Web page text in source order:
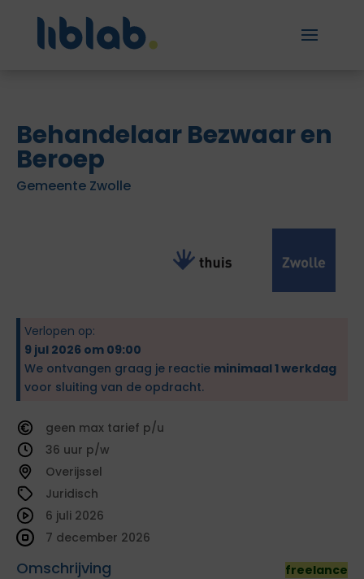
Behandelaar Bezwaar en
Beroep
Gemeente Zwolle
Verlopen op:
9 jul 2026 om 09:00
We ontvangen graag je reactie minimaal 1 werkdag
voor sluiting van de opdracht.
geen
tarief
36
Overijssel
Juridisch
Omschrijving freelance
6 juli 2026
7 december 2026